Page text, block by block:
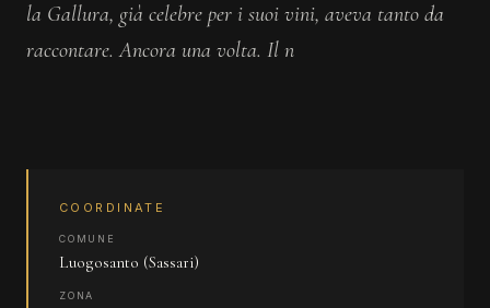
la Gallura, già celebre per i suoi vini, aveva tanto da
raccontare. Ancora una volta. Il n
COORDINATE
COMUNE
Luogosanto (Sassari)
ZONA